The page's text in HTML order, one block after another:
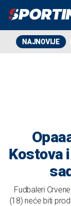
NAJNOVIJE
Kostova
Fudbaleri
(18) neće biti